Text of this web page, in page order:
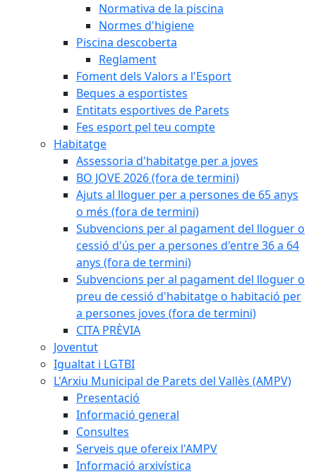
Normativa de la piscina
Normes d'higiene
Piscina descoberta
Reglament
Foment dels Valors a l'Esport
Beques a esportistes
Entitats esportives de Parets
Fes esport pel teu compte
Habitatge
Assessoria d'habitatge per a joves
BO JOVE 2026 (fora de termini)
Ajuts al lloguer per a persones de 65 anys
o més (fora de termini)
Subvencions per al pagament del lloguer o
cessió d'ús per a persones d'entre 36 a 64
anys (fora de termini)
Subvencions per al pagament del lloguer o
preu de cessió d'habitatge o habitació per
a persones joves (fora de termini)
CITA PRÈVIA
Joventut
Igualtat i LGTBI
L'Arxiu Municipal de Parets del Vallès (AMPV)
Presentació
Informació general
Consultes
Serveis que ofereix l'AMPV
Informació arxivística